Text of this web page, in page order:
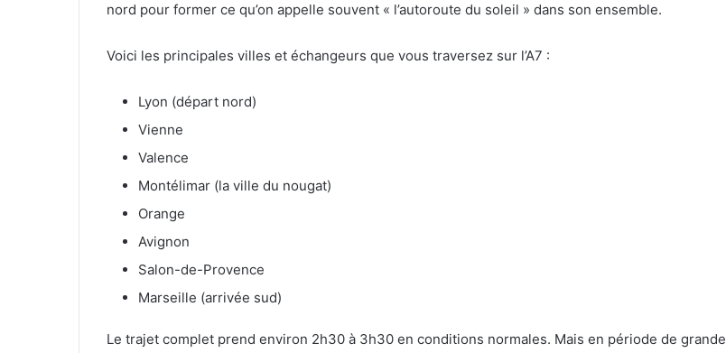
nord pour former ce qu’on appelle souvent « l’autoroute du soleil » dans son ensemble.
Voici les principales villes et échangeurs que vous traversez sur l’A7 :
Lyon (départ nord)
Vienne
Valence
Montélimar (la ville du nougat)
Orange
Avignon
Salon-de-Provence
Marseille (arrivée sud)
Le trajet complet prend environ 2h30 à 3h30 en conditions normales. Mais en période de grande